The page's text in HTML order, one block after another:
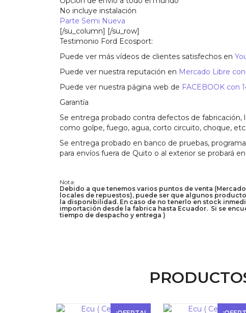
No incluye instalación
Parte Semi Nueva
[/su_column] [/su_row]
Testimonio Ford Ecosport:
Puede ver más vídeos de clientes satisfechos en
Puede ver nuestra reputación en Mercado Libre
Puede ver nuestra página web de FACEBOOK con
Garantía
Se entrega probado contra defectos de
como golpe, fuego, agua, corto circuito, choque, etc.
Se entrega probado en banco de pruebas,
para envíos fuera de Quito o al exterior se probará
Nota:
Debido a que tenemos varios puntos de venta
locales de repuestos), puede ser que algunos
la disponibilidad. En caso de no tenerlo en stock
importación desde la fabrica hasta Ecuador. Si se
tiempo de despacho y entrega )